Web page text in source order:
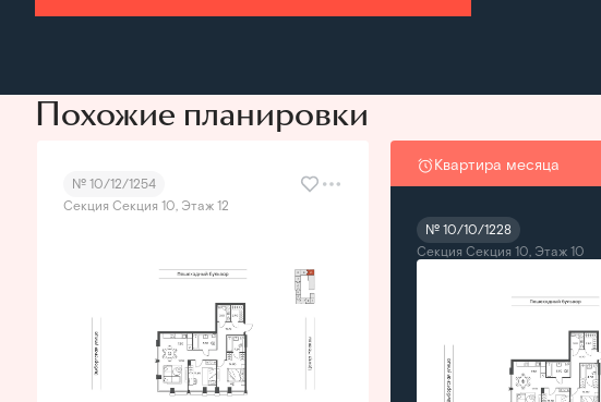
Похожие планировки
№ 10/12/1254
Секция Секция 10, Этаж 12
Квартира месяца
№ 10/10/1228
Секция Секция 10, Этаж 10